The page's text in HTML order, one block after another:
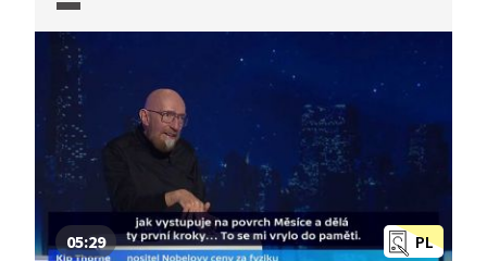
od startu Apolla 11. Co to pro začínajícího
astronauta znamenalo? Co prožíval při startu
a jak snášel stav beztíže? Leroy Chiao v rozhovou
s redaktorem ČT Danielem Stachem popisuje
zážitky při svém prvním letu do vesmíru i
experimenty, které astronauti v průběhu mise
prováděli. Víte, jak náročné je se v mikrogravitaci
PL
05:29